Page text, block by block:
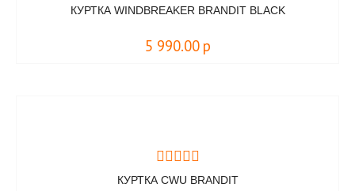
КУРТКА WINDBREAKER BRANDIT BLACK
5 990.00 р
КУРТКА CWU BRANDIT